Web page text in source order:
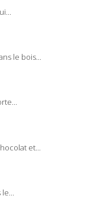
le bois...
et...